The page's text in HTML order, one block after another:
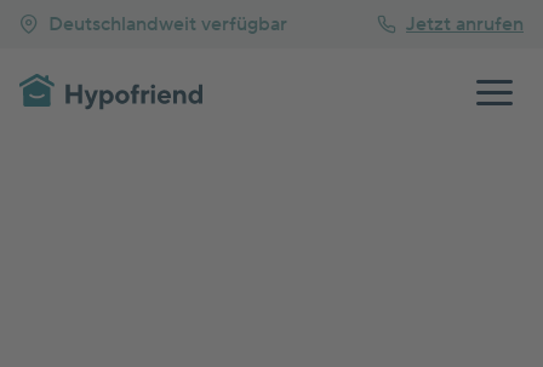
Deutschlandweit verfügbar Jetzt anrufen